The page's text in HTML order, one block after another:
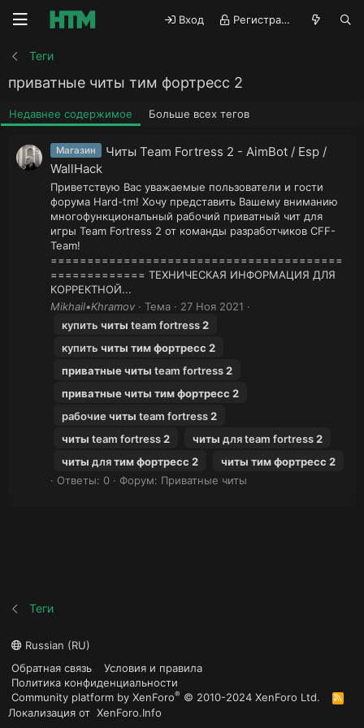
Вход Регистрация
Теги
приватные читы тим фортресс 2
Недавнее содержимое Больше всех тегов
Магазин
Читы Team Fortress 2 - AimBot / Esp /
WallHack
Приветствую Вас уважаемые пользователи и гости
форума Hard-tm! Хочу представить Вашему вниманию
многофункциональный рабочий приватный чит для
игры Team Fortress 2 от команды разработчиков CFF-
Team!
========================================
============= ТЕХНИЧЕСКАЯ ИНФОРМАЦИЯ ДЛЯ
КОРРЕКТНОЙ...
Mikhail•Khramov
Тема
27 Ноя 2021
купить читы team fortress2
купить читы тимфортресс 2
приватныечиты team fortress2
приватныечиты тимфортресс 2
рабочие читы team fortress2
читы team fortress2 читы для team fortress2
читы длятимфортресс 2 читы тимфортресс 2
Ответы: 0
Форум: Приватные читы
Теги
Russian (RU)
Обратная связь
Условия и правила
Политика конфиденциальности
Community platform by XenForo® © 2010-2024 XenForo Ltd.
R
S
Локализация от XenForo.Info